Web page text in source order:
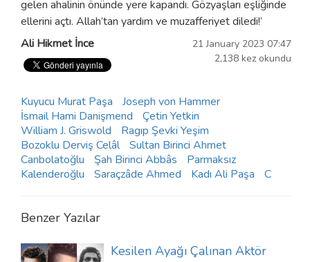
gelen ahalinin önünde yere kapandı. Gözyaşları eşliğinde
ellerini açtı. Allah’tan yardım ve muzafferiyet diledi!’
21 January 2023 07:47
2,138 kez okundu
Ali Hikmet İnce
Kuyucu Murat Paşa
Joseph von Hammer
İsmail Hami Danişmend
Çetin Yetkin
William J. Griswold
Ragıp Şevki Yeşim
Bozoklu Derviş Celâl
Sultan Birinci Ahmet
Canbolatoğlu
Şah Birinci Abbâs
Parmaksız
Kalenderoğlu
Saraçzâde Ahmed Kadı Ali Paşa C
Benzer Yazılar
Kesilen Ayağı Çalınan Aktör